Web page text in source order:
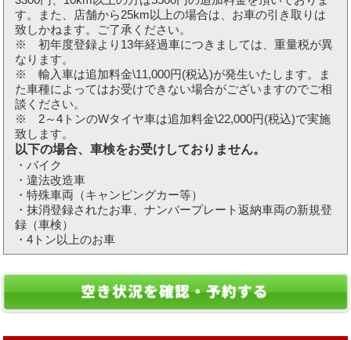
す。また、店舗から25km以上の場合は、お車の引き取りは
致しかねます。ご了承ください。
※ 初年度登録より13年経過車につきましては、重量税が異
なります。
※ 輸入車は追加料金\11,000円(税込)が発生いたします。ま
た車種によってはお受けできない場合がございますのでご相
談ください。
※ 2～4トンのWタイヤ車は追加料金\22,000円(税込)で実施
致します。
以下の場合、車検をお受けしておりません。
・バイク
・違法改造車
・特殊車両（キャンピングカー等）
・抹消登録されたお車、ナンバープレート返納車両の新規登
録（車検）
・4トン以上のお車